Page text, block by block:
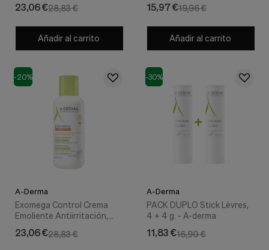
28,83 €
23,06 €
Añadir al carrito
19,96 €
15,97 €
Añadir al carrito
-20%
A-Derma
Exomega Control Crema
Emoliente Antiirritación,
28,83 €
23,06 €
-30%
A-Derma
PACK DUPLO Stick Lèvres,
4 + 4 g. - A-derma
16,90 €
11,83 €